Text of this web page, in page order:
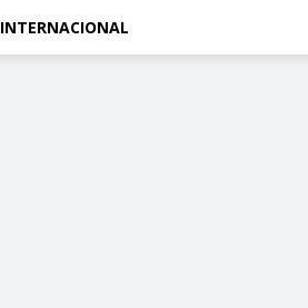
INTERNACIONAL